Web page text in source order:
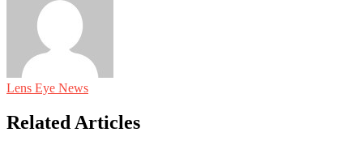
Lens Eye News
Related Articles